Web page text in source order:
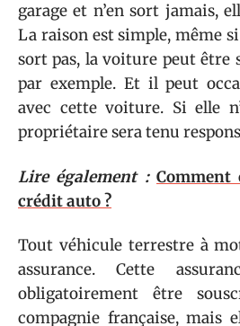
garage et n’en sort jamais,
La raison est simple, même
sort pas, la voiture peut être
par exemple. Et il peut
avec cette voiture. Si elle
propriétaire sera tenu
Lire également :
crédit auto ?
Tout véhicule terrestre à
assurance. Cette
obligatoirement être
compagnie française, mais